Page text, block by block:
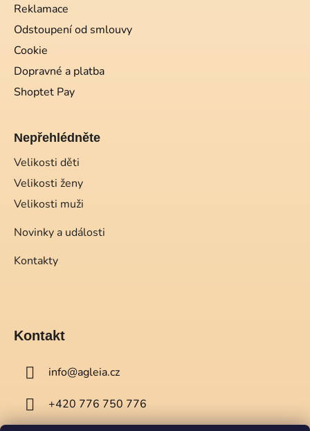
Reklamace
Odstoupení od smlouvy
Cookie
Dopravné a platba
Shoptet Pay
Nepřehlédněte
Velikosti děti
Velikosti ženy
Velikosti muži
Novinky a události
Kontakty
Kontakt
info@agleia.cz
+420 776 750 776